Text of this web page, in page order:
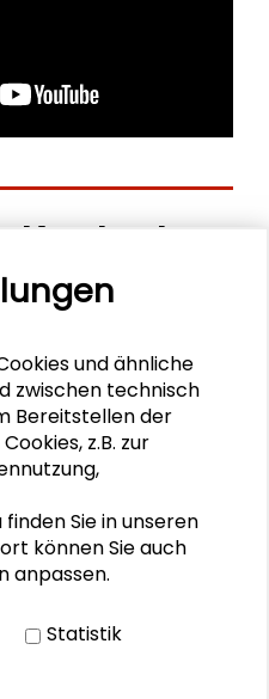
Kontext
und ähnliche
zwischen technisch
Bereitstellen der
z.B. zur
Sie in unseren
können Sie auch
anpassen.
Statistik